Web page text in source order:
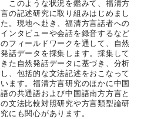
このような状況を鑑みて、福清方
言の記述研究に取り組みはじめまし
た。現地へ赴き、福清方言話者への
インタビューや会話を録音するなど
のフィールドワークを通して、自然
発話データを採集します。採集して
きた自然発話データに基づき、分析
し、包括的な文法記述をおこなって
います。福清方言研究のほかに中国
語の共通語および中国語南方方言と
の文法比較対照研究や方言類型論研
究にも関心があります。